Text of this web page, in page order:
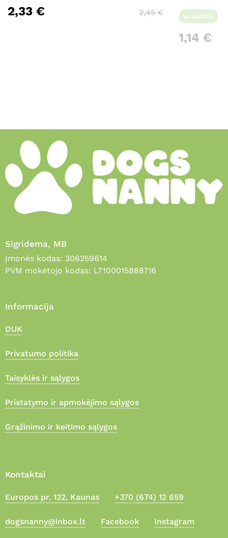
Suma:
Apmokėjimas
2,33 € 2,45€ Su kortele
1,14 €
Sigridema, MB
Įmonės kodas: 306259614
PVM mokėtojo kodas: LT100015888716
Informacija
DUK
Privatumo politika
Taisyklės ir sąlygos
Pristatymo ir apmokėjimo sąlygos
Grąžinimo ir keitimo sąlygos
Kontaktai
Europos pr. 122, Kaunas +370 (674) 12 659
dogsnanny@inbox.lt Facebook Instagram